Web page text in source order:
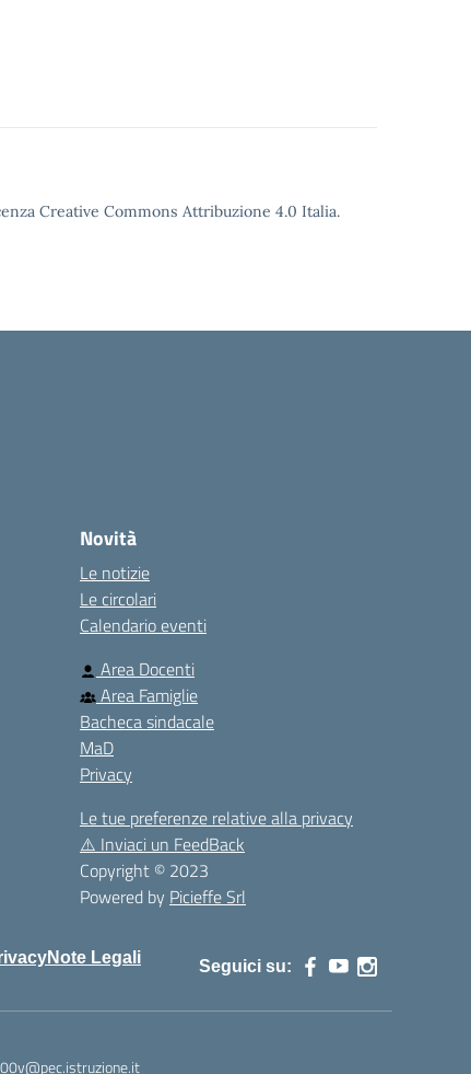
Creative Commons Attribuzione 4.0 Italia.
Novità
Le notizie
Le circolari
Calendario eventi
Area Docenti
Area Famiglie
Bacheca sindacale
MaD
Privacy
Le tue preferenze relative alla privacy
⚠️ Inviaci un FeedBack
Copyright © 2023
Powered by Picieffe Srl
Note Legali Seguici su: